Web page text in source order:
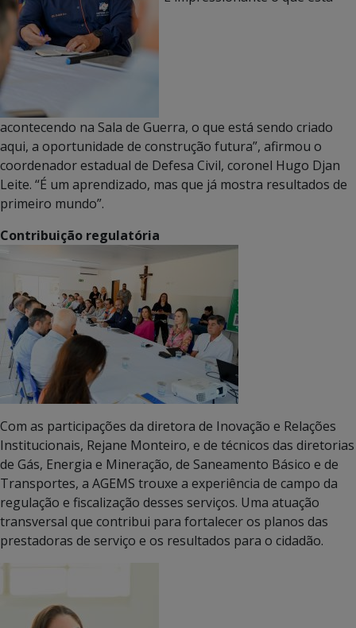
acontecendo na Sala de Guerra, o que está sendo criado
aqui, a oportunidade de construção futura”, afirmou o
coordenador estadual de Defesa Civil, coronel Hugo Djan
Leite. “É um aprendizado, mas que já mostra resultados de
primeiro mundo”.
Contribuição regulatória
Com as participações da diretora de Inovação e Relações
Institucionais, Rejane Monteiro, e de técnicos das diretorias
de Gás, Energia e Mineração, de Saneamento Básico e de
Transportes, a AGEMS trouxe a experiência de campo da
regulação e fiscalização desses serviços. Uma atuação
transversal que contribui para fortalecer os planos das
prestadoras de serviço e os resultados para o cidadão.